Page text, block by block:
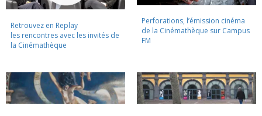
Retrouvez en Replay
les rencontres avec les invités de
la Cinémathèque
Perforations, l’émission cinéma
de la Cinémathèque sur Campus
FM